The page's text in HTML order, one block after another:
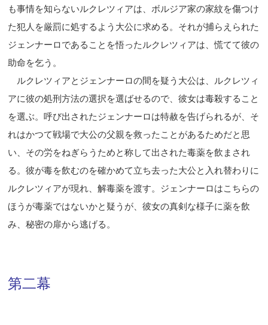
も事情を知らないルクレツィアは、ボルジア家の家紋を傷つけ
た犯人を厳罰に処するよう大公に求める。それが捕らえられた
ジェンナーロであることを悟ったルクレツィアは、慌てて彼の
助命を乞う。
ルクレツィアとジェンナーロの間を疑う大公は、ルクレツィ
アに彼の処刑方法の選択を選ばせるので、彼女は毒殺すること
を選ぶ。呼び出されたジェンナーロは特赦を告げられるが、そ
れはかつて戦場で大公の父親を救ったことがあるためだと思
い、その労をねぎらうためと称して出された毒薬を飲まされ
る。彼が毒を飲むのを確かめて立ち去った大公と入れ替わりに
ルクレツィアが現れ、解毒薬を渡す。ジェンナーロはこちらの
ほうが毒薬ではないかと疑うが、彼女の真剣な様子に薬を飲
み、秘密の扉から逃げる。
第二幕